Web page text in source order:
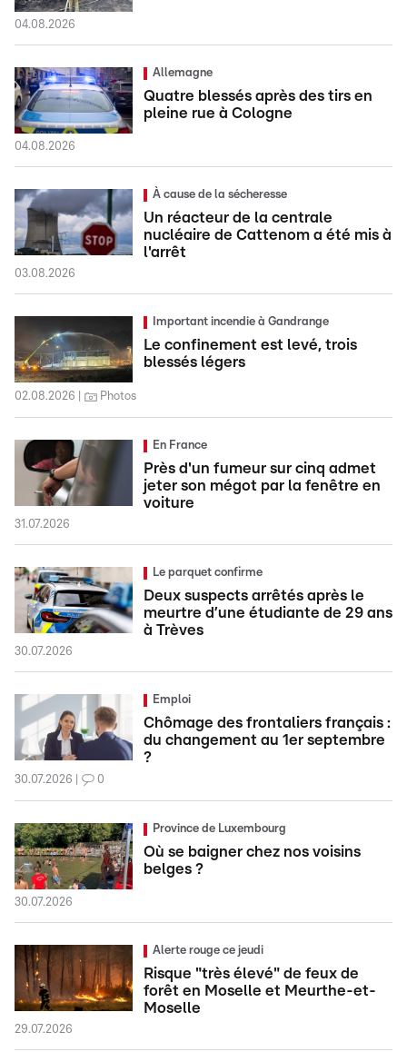
04.08.2026
Allemagne
Quatre blessés après des tirs en
pleine rue à Cologne
04.08.2026
À cause de la sécheresse
Un réacteur de la centrale
nucléaire de Cattenom a été mis à
l'arrêt
03.08.2026
Important incendie à Gandrange
Le confinement est levé, trois
blessés légers
02.08.2026 Photos
En France
Près d'un fumeur sur cinq admet
jeter son mégot par la fenêtre en
voiture
31.07.2026
Le parquet confirme
Deux suspects arrêtés après le
meurtre d’une étudiante de 29 ans
à Trèves
30.07.2026
Emploi
Chômage des frontaliers français :
du changement au 1er septembre
?
30.07.2026 0
Province de Luxembourg
Où se baigner chez nos voisins
belges ?
30.07.2026
Alerte rouge ce jeudi
Risque "très élevé" de feux de
forêt en Moselle et Meurthe-et-
Moselle
29.07.2026